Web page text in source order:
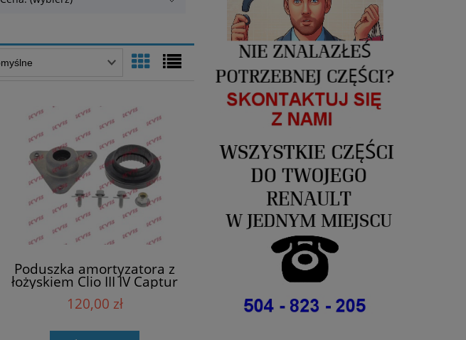
Poduszka amortyzatora z
łożyskiem Clio III IV Captur
Modus Kayaba SM1554
120,00 zł